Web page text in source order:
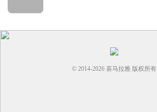
© 2014-2026 喜马拉雅 版权所有